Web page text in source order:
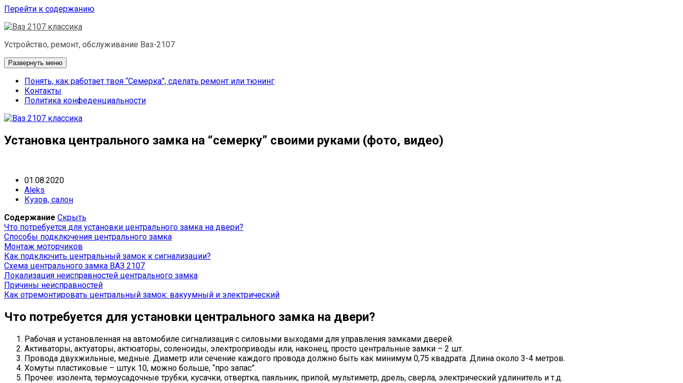
Перейти к содержанию
Устройство, ремонт, обслуживание Ваз-2107
Развернуть меню
Понять, как работает твоя “Семерка”, сделать ремонт или тюнинг
Контакты
Политика конфеденциальности
Установка центрального замка на “семерку” своими руками (фото, видео)
01.08.2020
Aleks
Кузов, салон
Содержание Скрыть
Что потребуется для установки центрального замка на двери?
Способы подключения центрального замка
Монтаж моторчиков
Как подключить центральный замок к сигнализации?
Схема центрального замка ВАЗ 2107
Локализация неисправностей центрального замка
Причины неисправностей
Как отремонтировать центральный замок: вакуумный и электрический
Что потребуется для установки центрального замка на двери?
Рабочая и установленная на автомобиле сигнализация с силовыми выходами для управления замками дверей.
Активаторы, актуаторы, актюаторы, соленоиды, электроприводы или, наконец, просто центральные замки – 2 шт.
Провода двухжильные, медные. Диаметр или сечение каждого провода должно быть как минимум 0,75 квадрата. Длина около 3-4 метров.
Хомуты пластиковые – штук 10, можно больше, “про запас”.
Прочее: изолента, термоусадочные трубки, кусачки, отвертка, паяльник, припой, мультиметр, дрель, сверла, электрический удлинитель и т.д.